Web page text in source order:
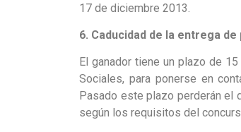
17 de diciembre 2013.
6. Caducidad de la entrega de
El ganador tiene un plazo de
Sociales, para ponerse en
Pasado este plazo perderán el
según los requisitos del